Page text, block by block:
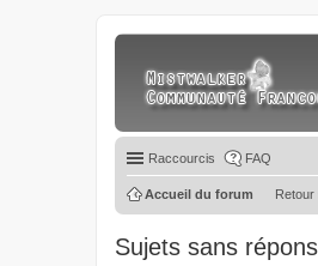
Raccourcis FAQ
Retour
Accueil du forum
Sujets sans